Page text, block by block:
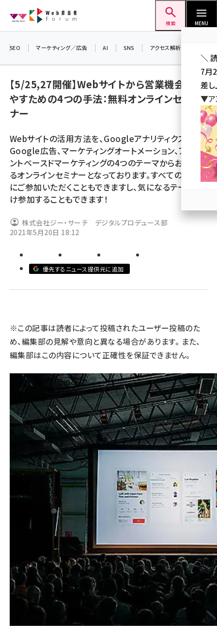
ン
検索 MENU
youtube (2425)
note (2310)
セミナー (2301)
z世代 (1620)
llmo (1160)
SEO マーケティング／広告 AI SNS アクセス解析／データ分析
【5/25,27開催】Webサイトから営業機会を増
やすための4つの手法：無料オンラインセミ
ナー
Webサイトの活用方法を、Googleアナリティクス、
Google広告、マーケティングオートメーション、アカウ
ントベースドマーケティングの4つのテーマからお伝えす
るオンラインセミナーとなっております。すべてのテーマ
にご参加いただくこともできますし、気になるテーマだ
け参加することもできます！
株式会社ジー・サーチ デジタルプロデュース部
2021年5月20日 18:12
優先するニュース提供元に追加
※この記事は読者によって投稿されたユーザー投稿のた
め、編集部の見解や意向と異なる場合があります。 また、
編集部はこの内容について正確性を保証できません。
＼
7月
差し
▼ア